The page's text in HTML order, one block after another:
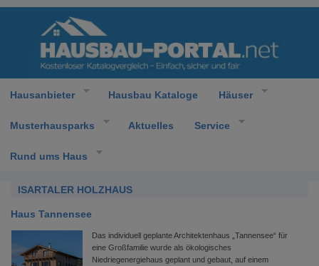
Hausanbieter Hausbau Kataloge Häuser
Musterhausparks Aktuelles Service
Rund ums Haus
ISARTALER HOLZHAUS
Haus Tannensee
Das individuell geplante Architektenhaus „Tannensee“ für
eine Großfamilie wurde als ökologisches
Niedriegenergiehaus geplant und gebaut, auf einem